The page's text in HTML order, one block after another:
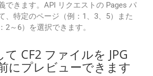
できます。API リクエストの Pages パ
、特定のページ（例：1、3、5）また
2～6）を選択できます。
CF2 ファイルを JPG
にプレビューできます